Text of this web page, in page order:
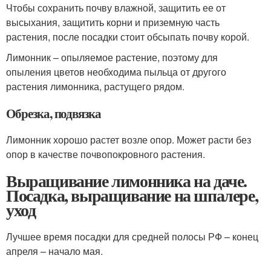
Чтобы сохранить почву влажной, защитить ее от
высыхания, защитить корни и приземную часть
растения, после посадки стоит обсыпать почву корой.
Лимонник – опыляемое растение, поэтому для
опыления цветов необходима пыльца от другого
растения лимонника, растущего рядом.
Обрезка, подвязка
Лимонник хорошо растет возле опор. Может расти без
опор в качестве почвопокровного растения.
Выращивание лимонника на даче.
Посадка, выращивание на шпалере,
уход
Лучшее время посадки для средней полосы РФ – конец
апреля – начало мая.